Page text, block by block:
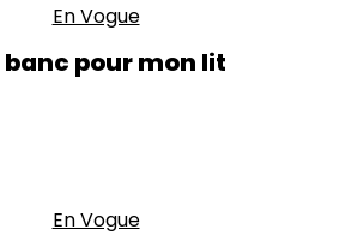
En Vogue
banc pour mon lit
En Vogue